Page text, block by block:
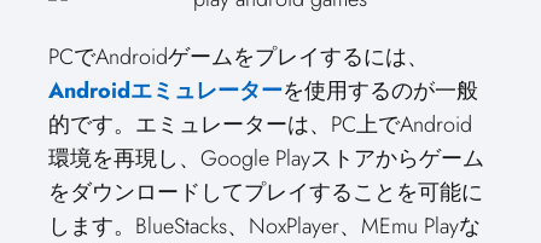
PCでAndroidゲームをプレイするには、
Androidエミュレーターを使用するのが一般
的です。エミュレーターは、PC上でAndroid
環境を再現し、Google Playストアからゲーム
をダウンロードしてプレイすることを可能に
します。BlueStacks、NoxPlayer、MEmu Playな